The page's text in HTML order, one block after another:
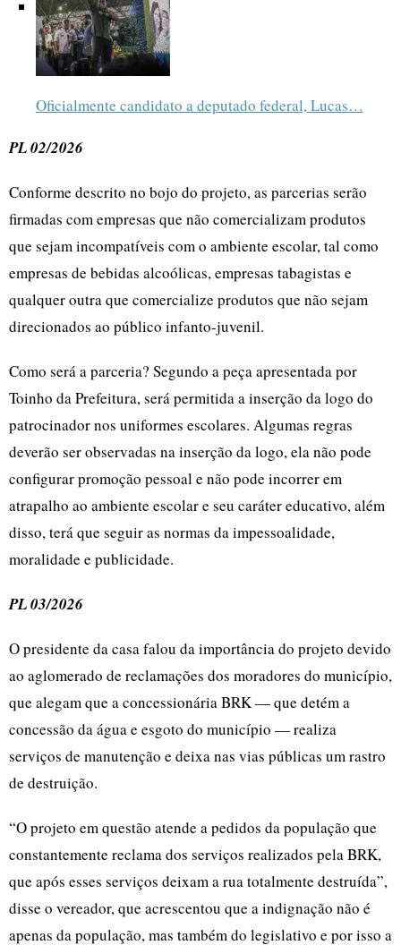
Oficialmente candidato a deputado federal, Lucas…
PL 02/2026
Conforme descrito no bojo do projeto, as parcerias serão
firmadas com empresas que não comercializam produtos
que sejam incompatíveis com o ambiente escolar, tal como
empresas de bebidas alcoólicas, empresas tabagistas e
qualquer outra que comercialize produtos que não sejam
direcionados ao público infanto-juvenil.
Como será a parceria? Segundo a peça apresentada por
Toinho da Prefeitura, será permitida a inserção da logo do
patrocinador nos uniformes escolares. Algumas regras
deverão ser observadas na inserção da logo, ela não pode
configurar promoção pessoal e não pode incorrer em
atrapalho ao ambiente escolar e seu caráter educativo, além
disso, terá que seguir as normas da impessoalidade,
moralidade e publicidade.
PL 03/2026
O presidente da casa falou da importância do projeto devido
ao aglomerado de reclamações dos moradores do município,
que alegam que a concessionária BRK — que detém a
concessão da água e esgoto do município — realiza
serviços de manutenção e deixa nas vias públicas um rastro
de destruição.
“O projeto em questão atende a pedidos da população que
constantemente reclama dos serviços realizados pela BRK,
que após esses serviços deixam a rua totalmente destruída”,
disse o vereador, que acrescentou que a indignação não é
apenas da população, mas também do legislativo e por isso a